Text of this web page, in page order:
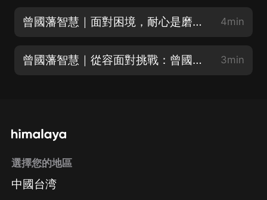
曾國藩智慧｜面對困境，耐心是磨練英雄的良機 4min
曾國藩智慧｜從容面對挑戰：曾國藩的耐心之道 3min
選擇您的地區
中國台湾